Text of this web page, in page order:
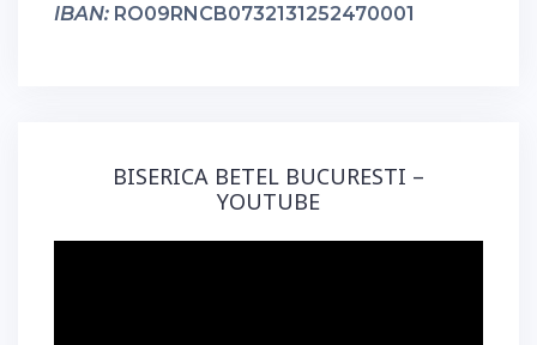
IBAN: RO09RNCB0732131252470001
BISERICA BETEL BUCURESTI –
YOUTUBE